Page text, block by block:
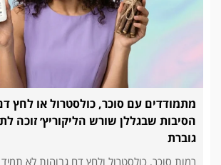
מתמודדים עם סוכר, כולסטרול או לחץ
הסיבות שבגללן שורש הליקוריץ׳ זוכה
גוברת
רמות סוכר, כולסטרול ולחץ דם גבוהות לא